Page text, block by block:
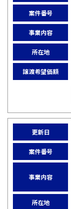
案件番号
事業内容
所在地
譲渡希望価額
更新日
案件番号
事業内容
所在地